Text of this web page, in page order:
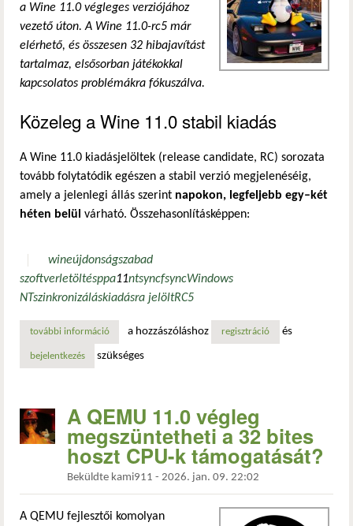
a Wine 11.0 végleges verziójához
vezető úton. A Wine 11.0-rc5 már
elérhető, és összesen 32 hibajavítást
tartalmaz, elsősorban játékokkal
kapcsolatos problémákra fókuszálva.
Közeleg a Wine 11.0 stabil kiadás
A Wine 11.0 kiadásjelöltek (release candidate, RC) sorozata
tovább folytatódik egészen a stabil verzió megjelenéséig,
amely a jelenlegi állás szerint napokon, legfeljebb egy–két
héten belül várható. Összehasonlításképpen:
wineújdonságszabad
szoftverletöltésppa11ntsyncfsyncWindows
NTszinkronizáláskiadásra jelöltRC5
további információmegjelent a wine 11.0-rc5 – 32 hibajavítással, főként
a hozzászóláshoz regisztráció és
bejelentkezés szükséges
A QEMU 11.0 végleg
megszüntetheti a 32 bites
hoszt CPU-k támogatását?
Beküldte kami911 - 2026. jan. 09. 22:02
A QEMU fejlesztői komolyan